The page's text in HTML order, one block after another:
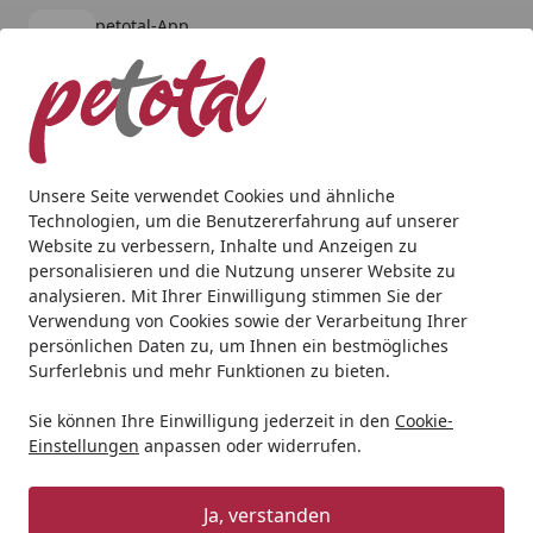
Unsere Seite verwendet Cookies und ähnliche
Technologien, um die Benutzererfahrung auf unserer
Website zu verbessern, Inhalte und Anzeigen zu
personalisieren und die Nutzung unserer Website zu
analysieren. Mit Ihrer Einwilligung stimmen Sie der
Verwendung von Cookies sowie der Verarbeitung Ihrer
persönlichen Daten zu, um Ihnen ein bestmögliches
Surferlebnis und mehr Funktionen zu bieten.
Sie können Ihre Einwilligung jederzeit in den Cookie-
Einstellungen anpassen oder widerrufen.
Ja, verstanden
petotal-App
kostenlos - Im App Store
Alle Produkte
Mein Konto
Suchen
Startseite
Hund Hundenassfutter EdgardCooper
Edgard&Cooper Adult 400 Gramm
Hundenassfutter
BALD VERGRIFFEN